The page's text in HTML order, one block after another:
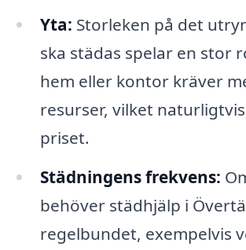
Yta: Storleken på det
ska städas spelar en stor
hem eller kontor kräver
resurser, vilket
priset.
Städningens frekvens:
behöver städhjälp i
regelbundet, exempelvis